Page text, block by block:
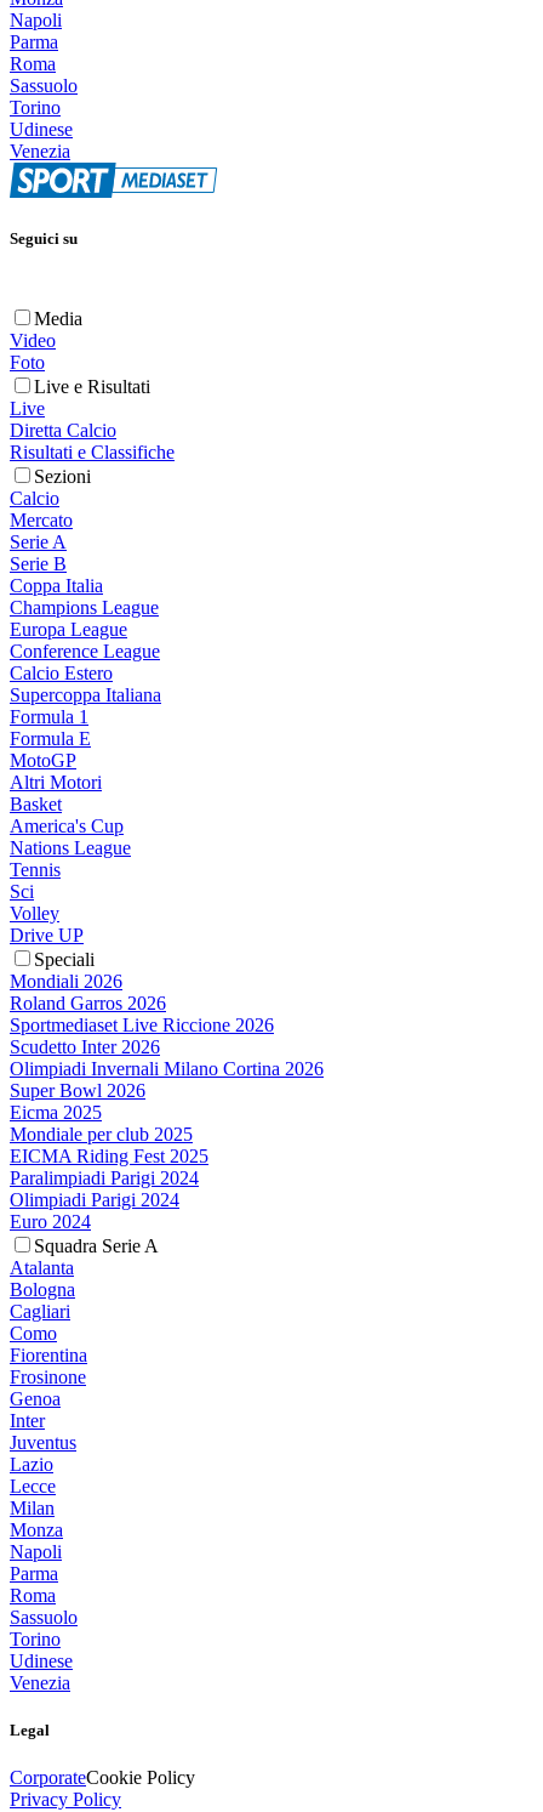
Napoli
Parma
Roma
Sassuolo
Torino
Udinese
Venezia
Seguici su
Media
Video
Foto
Live e Risultati
Live
Diretta Calcio
Risultati e Classifiche
Sezioni
Calcio
Mercato
Serie A
Serie B
Coppa Italia
Champions League
Europa League
Conference League
Calcio Estero
Supercoppa Italiana
Formula 1
Formula E
MotoGP
Altri Motori
Basket
America's Cup
Nations League
Tennis
Sci
Volley
Drive UP
Speciali
Mondiali 2026
Roland Garros 2026
Sportmediaset Live Riccione 2026
Scudetto Inter 2026
Olimpiadi Invernali Milano Cortina 2026
Super Bowl 2026
Eicma 2025
Mondiale per club 2025
EICMA Riding Fest 2025
Paralimpiadi Parigi 2024
Olimpiadi Parigi 2024
Euro 2024
Squadra Serie A
Atalanta
Bologna
Cagliari
Como
Fiorentina
Frosinone
Genoa
Inter
Juventus
Lazio
Lecce
Milan
Monza
Napoli
Parma
Roma
Sassuolo
Torino
Udinese
Venezia
Legal
CorporateCookie Policy
Privacy Policy